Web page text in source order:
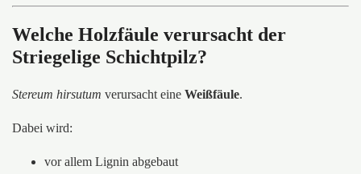
Welche Holzfäule verursacht der
Striegelige Schichtpilz?
Stereum hirsutum verursacht eine Weißfäule.
Dabei wird:
vor allem Lignin abgebaut